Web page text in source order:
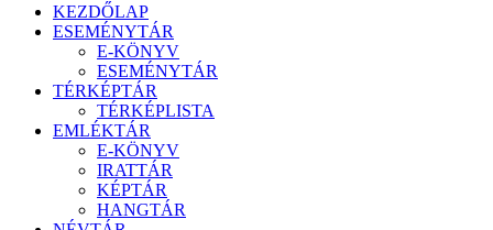
KEZDŐLAP
ESEMÉNYTÁR
E-KÖNYV
ESEMÉNYTÁR
TÉRKÉPTÁR
TÉRKÉPLISTA
EMLÉKTÁR
E-KÖNYV
IRATTÁR
KÉPTÁR
HANGTÁR